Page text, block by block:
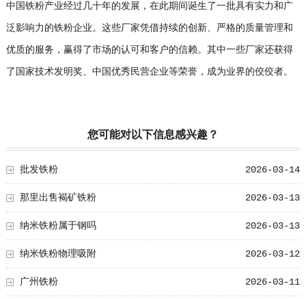
中国铁粉产业经过几十年的发展，在此期间诞生了一批具有实力和广
泛影响力的铁粉企业。这些厂家凭借持续的创新、严格的质量管理和
优质的服务，赢得了市场的认可和客户的信赖。其中一些厂家还获得
了国家技术发明奖、中国优秀民营企业等荣誉，成为业界的佼佼者。
您可能对以下信息感兴趣？
2026-03-14
批发铁粉
2026-03-13
那里出售褐矿铁粉
2026-03-13
纳米铁粉属于钢吗
2026-03-12
纳米铁粉物理吸附
2026-03-11
广州铁粉